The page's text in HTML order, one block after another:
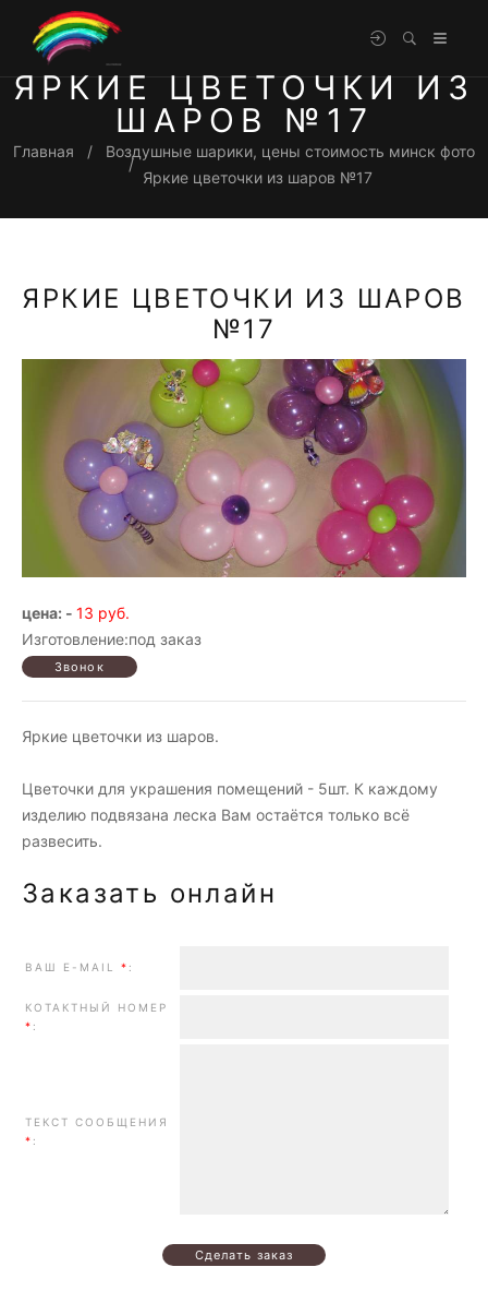
ЯРКИЕ ЦВЕТОЧКИ ИЗ
ШАРОВ №17
Главная
Воздушные шарики, цены стоимость минск фото
Яркие цветочки из шаров №17
ЯРКИЕ ЦВЕТОЧКИ ИЗ ШАРОВ
№17
цена: - 13 руб.
Изготовление:под заказ
Яркие цветочки из шаров.
Цветочки для украшения помещений - 5шт. К каждому
изделию подвязана леска Вам остаётся только всё
развесить.
Заказать онлайн
ВАШ E-MAIL * :
КОТАКТНЫЙ НОМЕР
* :
ТЕКСТ СООБЩЕНИЯ
* :